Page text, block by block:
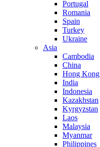
Portugal
Romania
Spain
Turkey
Ukraine
Asia
Cambodia
China
Hong Kong
India
Indonesia
Kazakhstan
Kyrgyzstan
Laos
Malaysia
Myanmar
Philippines